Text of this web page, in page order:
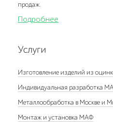
продаж.
Подробнее
Услуги
Изготовление изделий из
Индивидуальная разработка
Металлообработка в Москве и
Монтаж и установка МАФ